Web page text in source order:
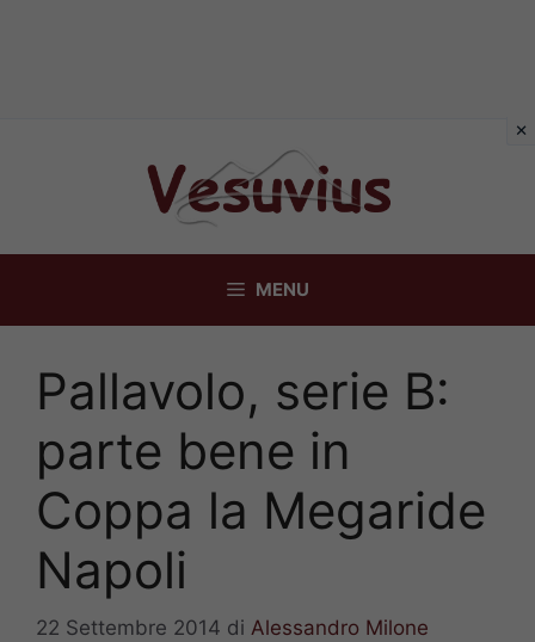
MENU
Pallavolo, serie B:
parte bene in
Coppa la Megaride
Napoli
22 Settembre 2014 di Alessandro Milone